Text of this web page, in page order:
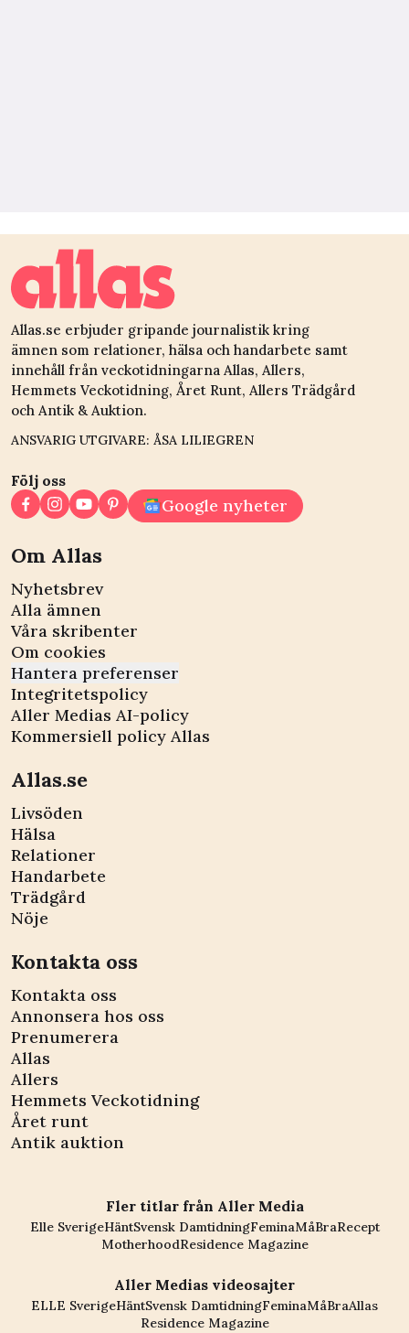
Allas.se erbjuder gripande journalistik kring
ämnen som relationer, hälsa och handarbete samt
innehåll från veckotidningarna Allas, Allers,
Hemmets Veckotidning, Året Runt, Allers Trädgård
och Antik & Auktion.
ANSVARIG UTGIVARE: ÅSA LILIEGREN
Följ oss
Google nyheter
Om Allas
Nyhetsbrev
Alla ämnen
Våra skribenter
Om cookies
Hantera preferenser
Integritetspolicy
Aller Medias AI-policy
Kommersiell policy Allas
Allas.se
Livsöden
Hälsa
Relationer
Handarbete
Trädgård
Nöje
Kontakta oss
Kontakta oss
Annonsera hos oss
Prenumerera
Allas
Allers
Hemmets Veckotidning
Året runt
Antik auktion
Fler titlar från Aller Media
Elle SverigeHäntSvensk DamtidningFeminaMåBraRecept
MotherhoodResidence Magazine
Aller Medias videosajter
ELLE SverigeHäntSvensk DamtidningFeminaMåBraAllas
Residence Magazine